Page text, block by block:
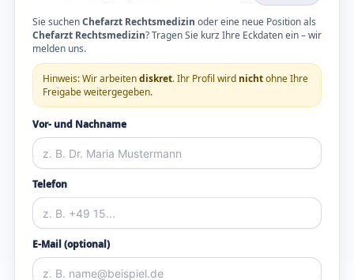
Sie suchenChefarzt Rechtsmedizin oder eine neue Position als
Chefarzt Rechtsmedizin? Tragen Sie kurz Ihre Eckdaten ein – wir
melden uns.
Hinweis: Wir arbeitendiskret. Ihr Profil wird nichtohne Ihre
Freigabe weitergegeben.
Vor- und Nachname
Telefon
E-Mail (optional)